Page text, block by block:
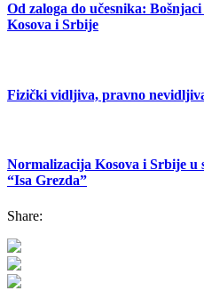
Od zaloga do učesnika:
Kosova i Srbije
Fizički vidljiva, pravno
Normalizacija Kosova i Srbije
“Isa Grezda”
Share: